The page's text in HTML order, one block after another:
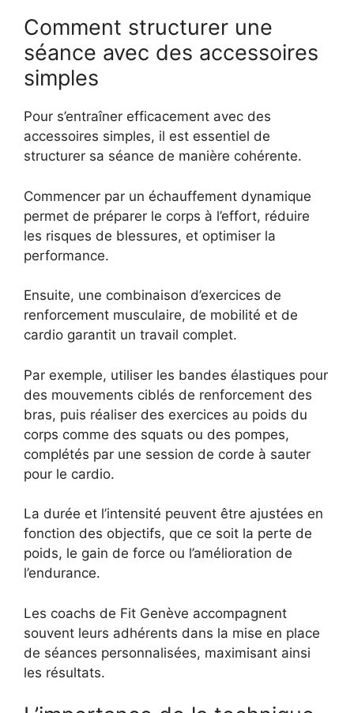
Comment structurer une
séance avec des accessoires
simples
Pour s’entraîner efficacement avec des
accessoires simples, il est essentiel de
structurer sa séance de manière cohérente.
Commencer par un échauffement dynamique
permet de préparer le corps à l’effort, réduire
les risques de blessures, et optimiser la
performance.
Ensuite, une combinaison d’exercices de
renforcement musculaire, de mobilité et de
cardio garantit un travail complet.
Par exemple, utiliser les bandes élastiques pour
des mouvements ciblés de renforcement des
bras, puis réaliser des exercices au poids du
corps comme des squats ou des pompes,
complétés par une session de corde à sauter
pour le cardio.
La durée et l’intensité peuvent être ajustées en
fonction des objectifs, que ce soit la perte de
poids, le gain de force ou l’amélioration de
l’endurance.
Les coachs de Fit Genève accompagnent
souvent leurs adhérents dans la mise en place
de séances personnalisées, maximisant ainsi
les résultats.